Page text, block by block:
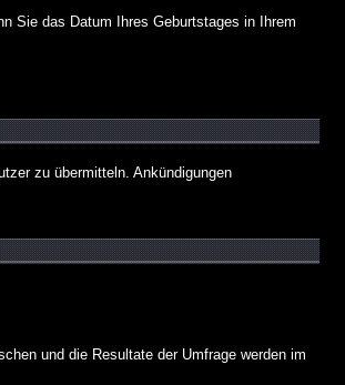
Sie das Datum Ihres Geburtstages in Ihrem
zu übermitteln. Ankündigungen
und die Resultate der Umfrage werden im